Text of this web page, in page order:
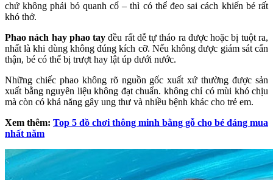
chứ không phải bó quanh cổ – thì có thể đeo sai cách khiến bé rất
khó thở.
Phao nách hay phao tay đều rất dễ tự tháo ra được hoặc bị tuột ra,
nhất là khi dùng không đúng kích cỡ. Nếu không được giám sát cẩn
thận, bé có thể bị trượt hay lật úp dưới nước.
Những chiếc phao không rõ nguồn gốc xuất xứ thường được sản
xuất bằng nguyên liệu không đạt chuẩn. không chỉ có mùi khó chịu
mà còn có khả năng gây ung thư và nhiều bệnh khác cho trẻ em.
Xem thêm: Top 5 đồ chơi thông minh bằng gỗ cho bé đáng mua
nhất năm